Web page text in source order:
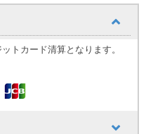
ンが異なる場合があります。
トカード清算となります。